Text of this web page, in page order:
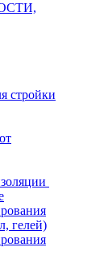
стройки
гелей)